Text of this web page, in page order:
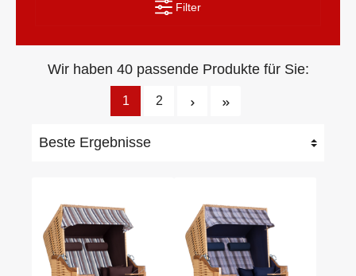
Filter
Wir haben 40 passende Produkte für Sie:
1 2